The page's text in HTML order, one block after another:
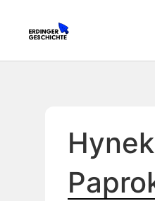
Hynek